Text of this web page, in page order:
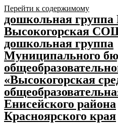
Перейти к содержимому
дошкольная
Высокогорская
дошкольная группа
Муниципального
«Высокогорская
Енисейского района
Красноярского края